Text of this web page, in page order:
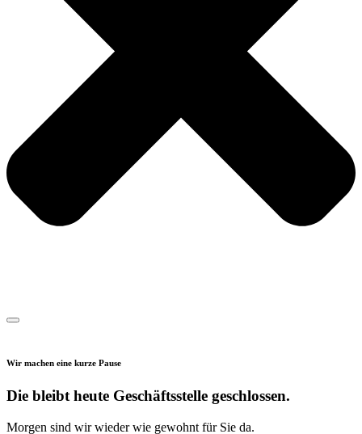
Wir machen eine kurze Pause
Die bleibt heute Geschäftsstelle geschlossen.
Morgen sind wir wieder wie gewohnt für Sie da.